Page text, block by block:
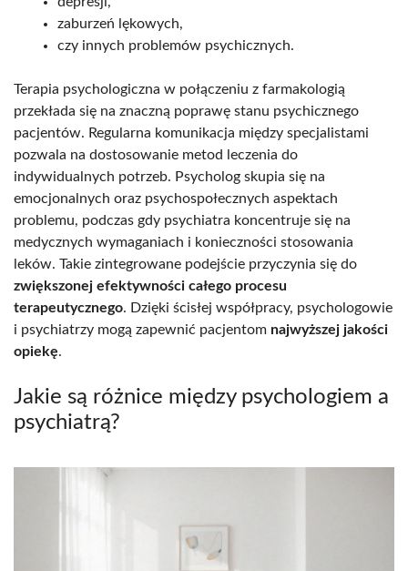
zaburzeń lękowych,
czy innych problemów psychicznych.
Terapia psychologiczna w połączeniu z farmakologią
przekłada się na znaczną poprawę stanu psychicznego
pacjentów. Regularna komunikacja między specjalistami
pozwala na dostosowanie metod leczenia do
indywidualnych potrzeb. Psycholog skupia się na
emocjonalnych oraz psychospołecznych aspektach
problemu, podczas gdy psychiatra koncentruje się na
medycznych wymaganiach i konieczności stosowania
leków. Takie zintegrowane podejście przyczynia się do
zwiększonej efektywności całego procesu
terapeutycznego. Dzięki ścisłej współpracy, psychologowie
i psychiatrzy mogą zapewnić pacjentom najwyższej jakości
opiekę.
Jakie są różnice między psychologiem a
psychiatrą?